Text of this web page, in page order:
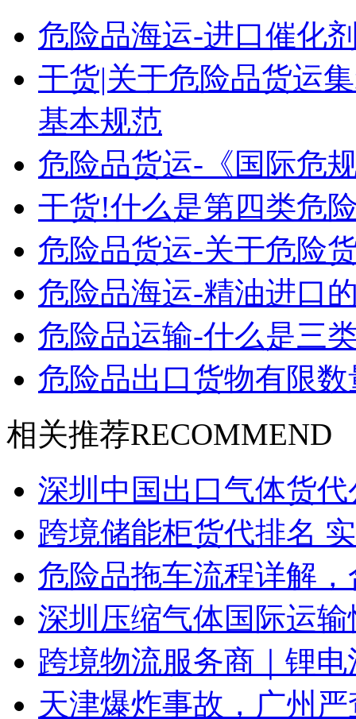
危险品海运-进口催化
干货|关于危险品货运
基本规范
危险品货运-《国际危
干货!什么是第四类危
危险品货运-关于危险
危险品海运-精油进口
危险品运输-什么是三
危险品出口货物有限
相关推荐RECOMMEND
深圳中国出口气体货
跨境储能柜货代排名
危险品拖车流程详解
深圳压缩气体国际运
跨境物流服务商｜锂
天津爆炸事故，广州